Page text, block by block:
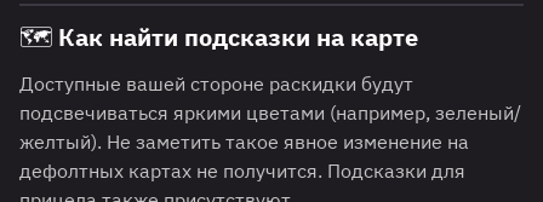
🗺️ Как найти подсказки на карте
Доступные вашей стороне раскидки будут
подсвечиваться яркими цветами (например, зеленый/
желтый). Не заметить такое явное изменение на
дефолтных картах не получится. Подсказки для